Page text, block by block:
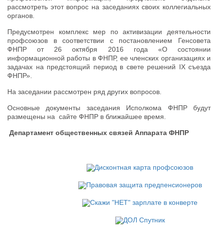
рассмотреть этот вопрос на заседаниях своих коллегиальных
органов.
Предусмотрен комплекс мер по активизации деятельности
профсоюзов в соответствии с постановлением Генсовета
ФНПР от 26 октября 2016 года «О состоянии
информационной работы в ФНПР, ее членских организациях и
задачах на предстоящий период в свете решений IX съезда
ФНПР».
На заседании рассмотрен ряд других вопросов.
Основные документы заседания Исполкома ФНПР будут
размещены на сайте ФНПР в ближайшее время.
Департамент общественных связей Аппарата ФНПР